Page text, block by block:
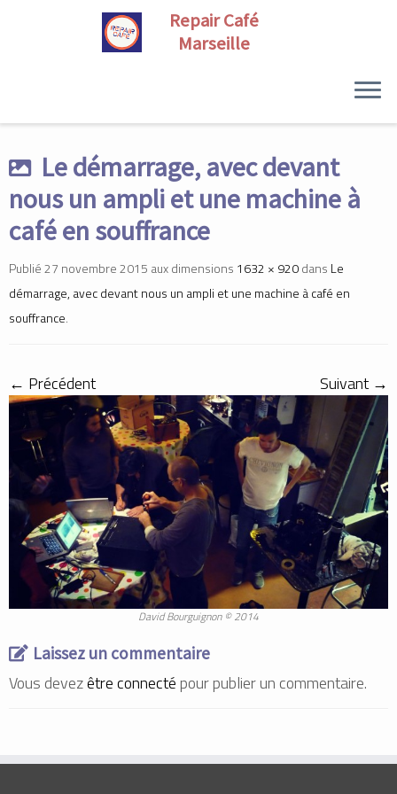
to
contentLe démarrage, avec devant
nous un ampli et une machine à
café en souffrance
Publié27 novembre 2015 aux dimensions 1632 × 920dans Le
démarrage, avec devant nous un ampli et une machine à café en
souffrance.
← Précédent Suivant →
David Bourguignon © 2014
Laissez un commentaire
Vous devezêtre connecté pour publier un commentaire.